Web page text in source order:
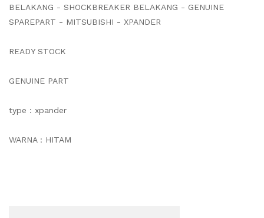
BELAKANG - SHOCKBREAKER BELAKANG - GENUINE
SPAREPART - MITSUBISHI - XPANDER
READY STOCK
GENUINE PART
type : xpander
WARNA : HITAM